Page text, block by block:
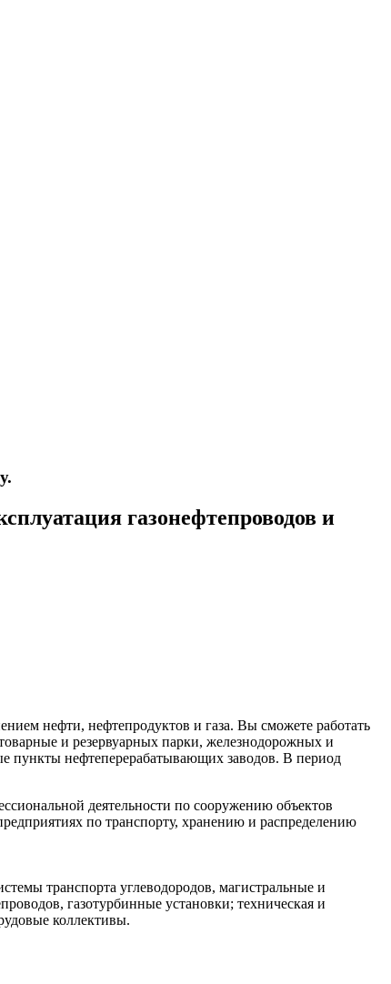
газонефтепроводов и
нефти, нефтепродуктов и газа. Вы сможете работать
и резервуарных парки, железнодорожных и
пункты нефтеперерабатывающих заводов. В период
деятельности по сооружению объектов
по транспорту, хранению и распределению
транспорта углеводородов, магистральные и
газотурбинные установки; техническая и
коллективы.